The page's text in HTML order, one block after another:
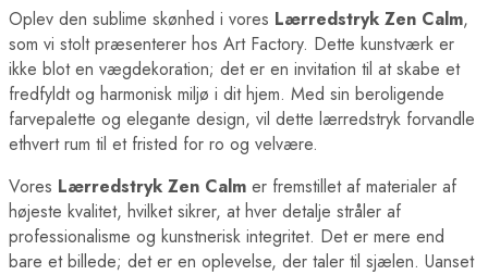
Oplev den sublime skønhed i vores Lærredstryk Zen Calm,
som vi stolt præsenterer hos Art Factory. Dette kunstværk er
ikke blot en vægdekoration; det er en invitation til at skabe et
fredfyldt og harmonisk miljø i dit hjem. Med sin beroligende
farvepalette og elegante design, vil dette lærredstryk forvandle
ethvert rum til et fristed for ro og velvære.
Vores Lærredstryk Zen Calm er fremstillet af materialer af
højeste kvalitet, hvilket sikrer, at hver detalje stråler af
professionalisme og kunstnerisk integritet. Det er mere end
bare et billede; det er en oplevelse, der taler til sjælen. Uanset